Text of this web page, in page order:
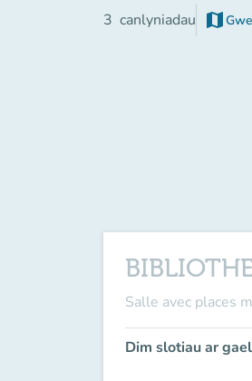
3 canlyniadau map
Salle avec places
Dim slotiau ar